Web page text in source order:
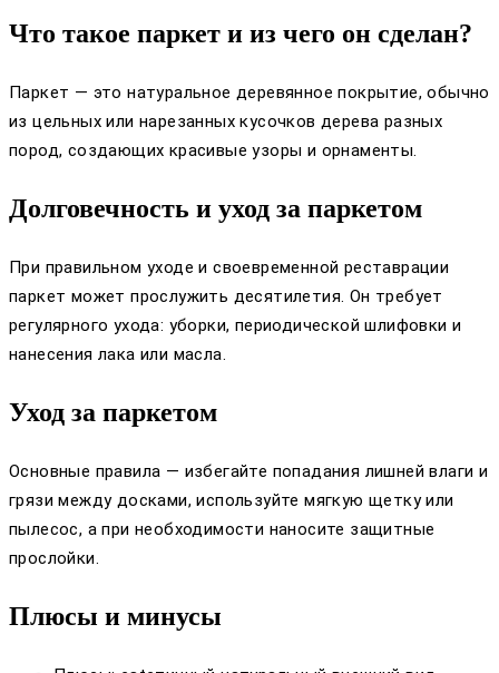
Что такое паркет и из чего он сделан?
Паркет — это натуральное деревянное покрытие, обычно
из цельных или нарезанных кусочков дерева разных
пород, создающих красивые узоры и орнаменты.
Долговечность и уход за паркетом
При правильном уходе и своевременной реставрации
паркет может прослужить десятилетия. Он требует
регулярного ухода: уборки, периодической шлифовки и
нанесения лака или масла.
Уход за паркетом
Основные правила — избегайте попадания лишней влаги и
грязи между досками, используйте мягкую щетку или
пылесос, а при необходимости наносите защитные
прослойки.
Плюсы и минусы